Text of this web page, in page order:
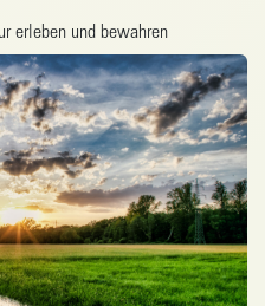
erleben und bewahren